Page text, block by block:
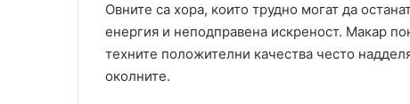
Овните са хора, които трудно могат да
енергия и неподправена искреност. Макар
техните положителни качества често
околните.